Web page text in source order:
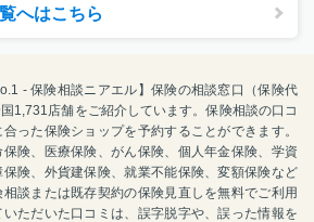
へはこちら
- 保険相談ニアエル】保険の相談窓口（保険代
1,731店舗をご紹介しています。保険相談の口コ
った保険ショップを予約することができます。
険、医療保険、がん保険、個人年金保険、学資
険、外貨建保険、就業不能保険、変額保険など
談または既存契約の保険見直しを無料でご利用
ただいた口コミは、誤字脱字や、誤った情報を